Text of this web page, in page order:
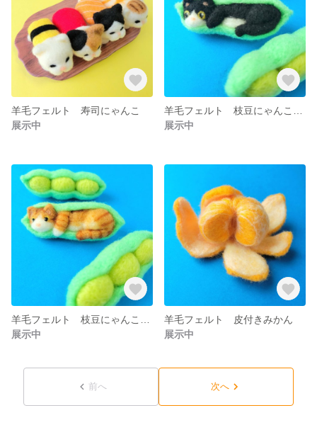
羊毛フェルト 寿司にゃんこ
展示中
展示中
展示中
羊毛フェルト 皮付きみかん
展示中
前へ 次へ